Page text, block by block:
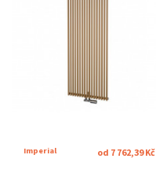
Imperial od 7 762,39 Kč